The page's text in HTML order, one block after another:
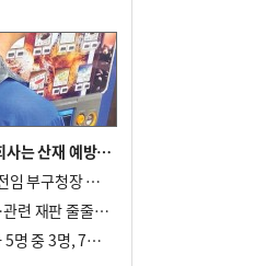
노동자 살인 폭염과 사투…회사는 산재 예방·전기료 절감 전력
강서구 기간제노동자 사망, 전임 부구청장 檢 송치
중대재해법 위헌제청 파장…관련 재판 줄줄이 브레이크
한화에어로 폭발사고 희생자 5명 중 3명, 7일 영면